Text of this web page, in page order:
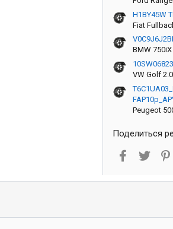
H1BY45W
Fiat
BMW
VW Golf
Peugeot
Поделиться
Facebook
Twitter